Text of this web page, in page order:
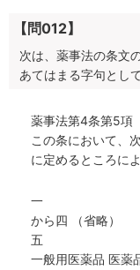
【問012】
次は、薬事法の条文
あてはまる字句とし
薬事法第4条第5項
この条において、
に定めるところによ
一
から四 （省略）
五
一般用医薬品 医薬